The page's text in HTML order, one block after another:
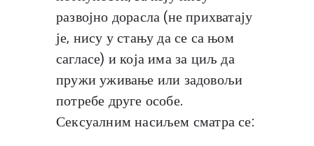
развојно дорасла (не прихватају
је, нису у стању да се са њом
сагласе) и која има за циљ да
пружи уживање или задовољи
потребе друге особе.
Сексуалним насиљем сматра се: